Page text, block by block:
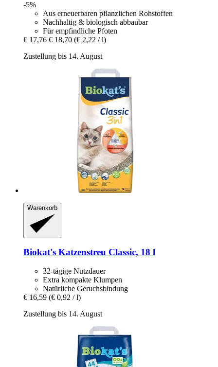
-5%
Aus erneuerbaren pflanzlichen Rohstoffen
Nachhaltig & biologisch abbaubar
Für empfindliche Pfoten
€ 17,76 € 18,70 (€ 2,22 / l)
Zustellung bis 14. August
Warenkorb
Biokat's Katzenstreu Classic, 18 l
32-tägige Nutzdauer
Extra kompakte Klumpen
Natürliche Geruchsbindung
€ 16,59 (€ 0,92 / l)
Zustellung bis 14. August